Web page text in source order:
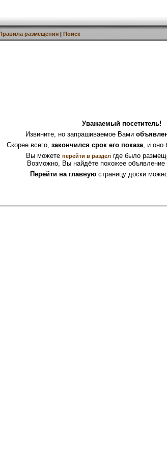
размещения | Поиск
Уважаемый посетитель!
Извините, но запрашиваемое Вами
Скорее всего, закончился срок его показа, и оно
Вы можете перейти в разделгде было
Возможно, Вы найдёте похожее объявление
Перейти на главнуюстраницу доски